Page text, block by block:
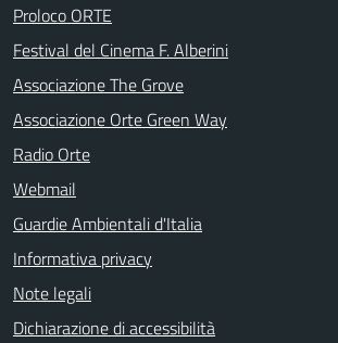
Proloco ORTE
Festival del Cinema F. Alberini
Associazione The Grove
Associazione Orte Green Way
Radio Orte
Webmail
Guardie Ambientali d'Italia
Informativa privacy
Note legali
Dichiarazione di accessibilità